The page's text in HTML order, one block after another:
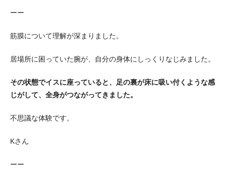
ーー
筋膜について理解が深まりました。
居場所に困っていた腕が、自分の身体にしっくりなじみました。
その状態でイスに座っていると、足の裏が床に吸い付くような感
じがして、全身がつながってきました。
不思議な体験です。
Kさん
ーー